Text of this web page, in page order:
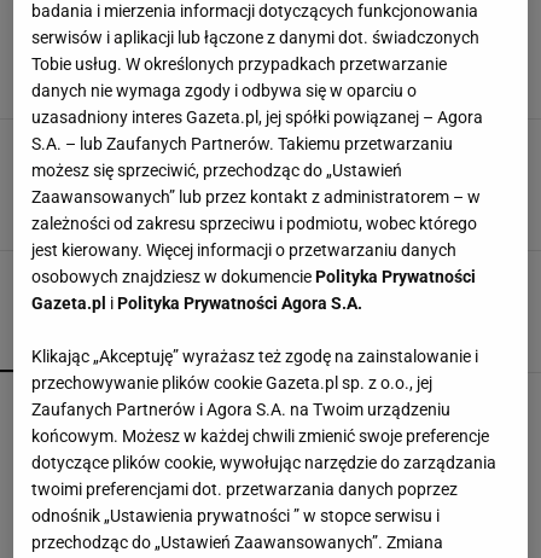
Poznaliśmy 50 najlepszych restauracji na
świecie. Jedno miasto zdominowało ranking
NEWS RANKING
Krakowska restauracja najlepszą w Polsce i
jedną z najlepszych na świecie. Prestiżowy
konkurs wyłonił zwycięzcę
FIORENTINA KRAKÓW NAGRODY
POPULARNE NAJNOWSZE
Posyp skórkę ziemniaka sodą. Prosty trik
pomaga w kuchni
Fasolka z bułką tartą może się schować. Teraz
mieszam ją z tym
badania i mierzenia informacji dotyczących funkcjonowania
serwisów i aplikacji lub łączone z danymi dot. świadczonych
Tobie usług. W określonych przypadkach przetwarzanie
danych nie wymaga zgody i odbywa się w oparciu o
uzasadniony interes Gazeta.pl, jej spółki powiązanej – Agora
S.A. – lub Zaufanych Partnerów. Takiemu przetwarzaniu
możesz się sprzeciwić, przechodząc do „Ustawień
Zaawansowanych” lub przez kontakt z administratorem – w
zależności od zakresu sprzeciwu i podmiotu, wobec którego
jest kierowany. Więcej informacji o przetwarzaniu danych
osobowych znajdziesz w dokumenciePolityka Prywatności
Gazeta.pl iPolityka Prywatności Agora S.A.
Klikając „Akceptuję” wyrażasz też zgodę na zainstalowanie i
przechowywanie plików cookie Gazeta.pl sp. z o.o., jej
Zaufanych Partnerów i Agora S.A. na Twoim urządzeniu
końcowym. Możesz w każdej chwili zmienić swoje preferencje
dotyczące plików cookie, wywołując narzędzie do zarządzania
twoimi preferencjami dot. przetwarzania danych poprzez
odnośnik „Ustawienia prywatności ” w stopce serwisu i
przechodząc do „Ustawień Zaawansowanych”. Zmiana